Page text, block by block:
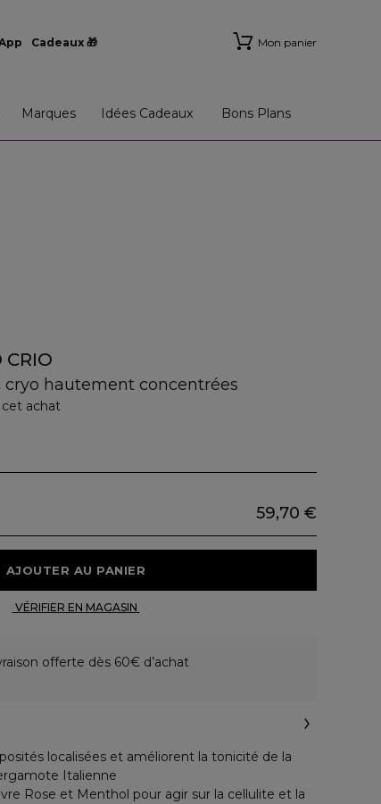
Cadeaux 🎁 Mon panier
Marques Idées Cadeaux Bons Plans
CRIO
cryo hautement concentrées
cet achat
59,70 €
offerte dès 60€ d’achat
localisées et améliorent la tonicité de la
Italienne
Rose et Menthol pour agir sur la cellulite et la